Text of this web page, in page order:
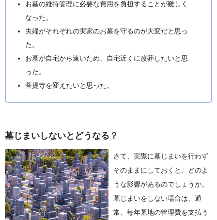
お墓の維持管理に必要な費用を負担することが難しく
なった。
夫婦がそれぞれの実家のお墓を守るのが大変だと思っ
た。
お墓が自宅から遠いため、自宅近くに改葬したいと思
った。
菩提寺を変えたいと思った。
墓じまいしないとどうなる？
さて、実際に墓じまいを行わず
そのままにしておくと、どのよ
うな影響があるのでしょうか。
墓じまいをしない場合は、通
常、毎年墓地の管理費を支払う